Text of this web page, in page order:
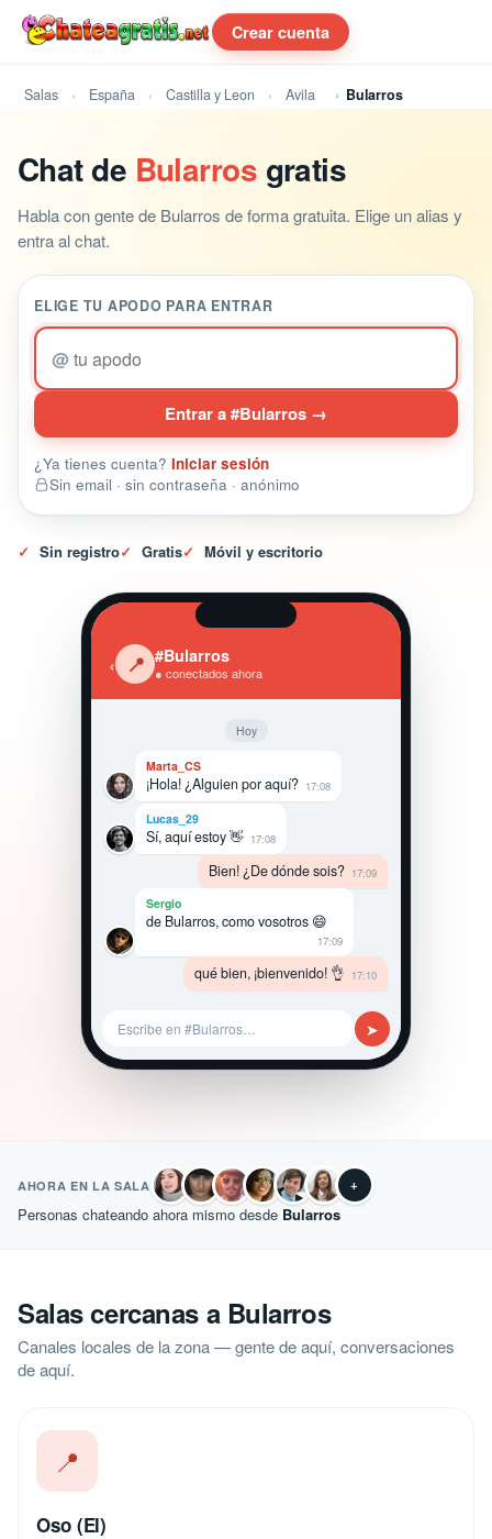
Crear cuenta
Salas España Castilla y Leon Avila Bularros
Chat de Bularros gratis
Habla con gente de Bularros de forma gratuita. Elige un alias y
entra al chat.
ELIGE TU APODO PARA ENTRAR
@
Entrar a #Bularros →
¿Ya tienes cuenta? Iniciar sesión
Sin email · sin contraseña · anónimo
✓ Sin registro✓ Gratis✓ Móvil y escritorio
‹ 📍 #Bularros
● conectados ahora
Hoy
Marta_CS
¡Hola! ¿Alguien por aquí? 17:08
Lucas_29
Sí, aquí estoy 👋 17:08
Bien! ¿De dónde sois? 17:09
Sergio
de Bularros, como vosotros 😄
17:09
qué bien, ¡bienvenido! 👌 17:10
Escribe en #Bularros… ➤
AHORA EN LA SALA +
Personas chateando ahora mismo desde Bularros
Salas cercanas a Bularros
Canales locales de la zona — gente de aquí, conversaciones
de aquí.
📍
Oso (El)